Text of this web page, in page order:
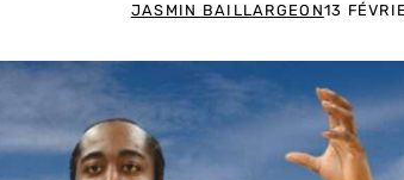
JASMIN BAILLARGEON13